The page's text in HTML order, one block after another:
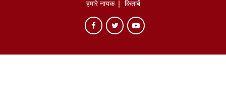
हमारे नायक
किताबें